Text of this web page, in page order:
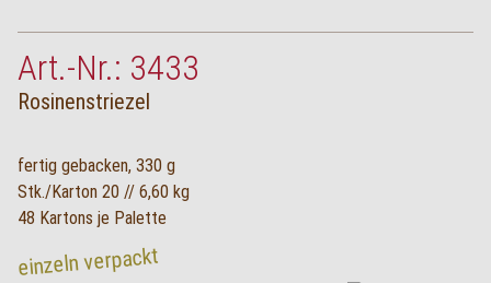
Art.-Nr.: 3433
Rosinenstriezel
fertig gebacken, 330 g
Stk./Karton 20 // 6,60 kg
48 Kartons je Palette
einzeln verpackt